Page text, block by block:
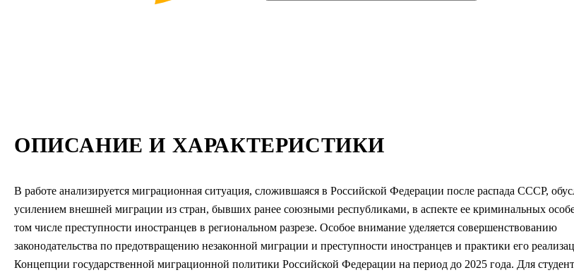
ОПИСАНИЕ И ХАРАКТЕРИСТИКИ
В работе анализируется миграционная ситуация, сложившаяся в Российской Федерации после распада СССР,
усилением внешней миграции из стран, бывших ранее союзными республиками, в аспекте ее криминальных
том числе преступности иностранцев в региональном разрезе. Особое внимание уделяется совершенствованию
законодательства по предотвращению незаконной миграции и преступности иностранцев и практики его
Концепции государственной миграционной политики Российской Федерации на период до 2025 года. Для